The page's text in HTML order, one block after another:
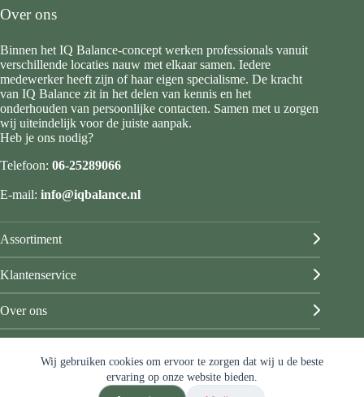
Wij gebruiken cookies om ervoor te zorgen dat wij u de beste
ervaring op onze website bieden.
Over ons
Binnen het IQ Balance-concept werken professionals vanuit
verschillende locaties nauw met elkaar samen. Iedere
medewerker heeft zijn of haar eigen specialisme. De kracht
van IQ Balance zit in het delen van kennis en het
onderhouden van persoonlijke contacten. Samen met u zorgen
wij uiteindelijk voor de juiste aanpak.
Heb je ons nodig?
Telefoon: 06-25289066
E-mail: info@iqbalance.nl
Assortiment
Klantenservice
Over ons
© IQ Balance
Algemene voorwaarden